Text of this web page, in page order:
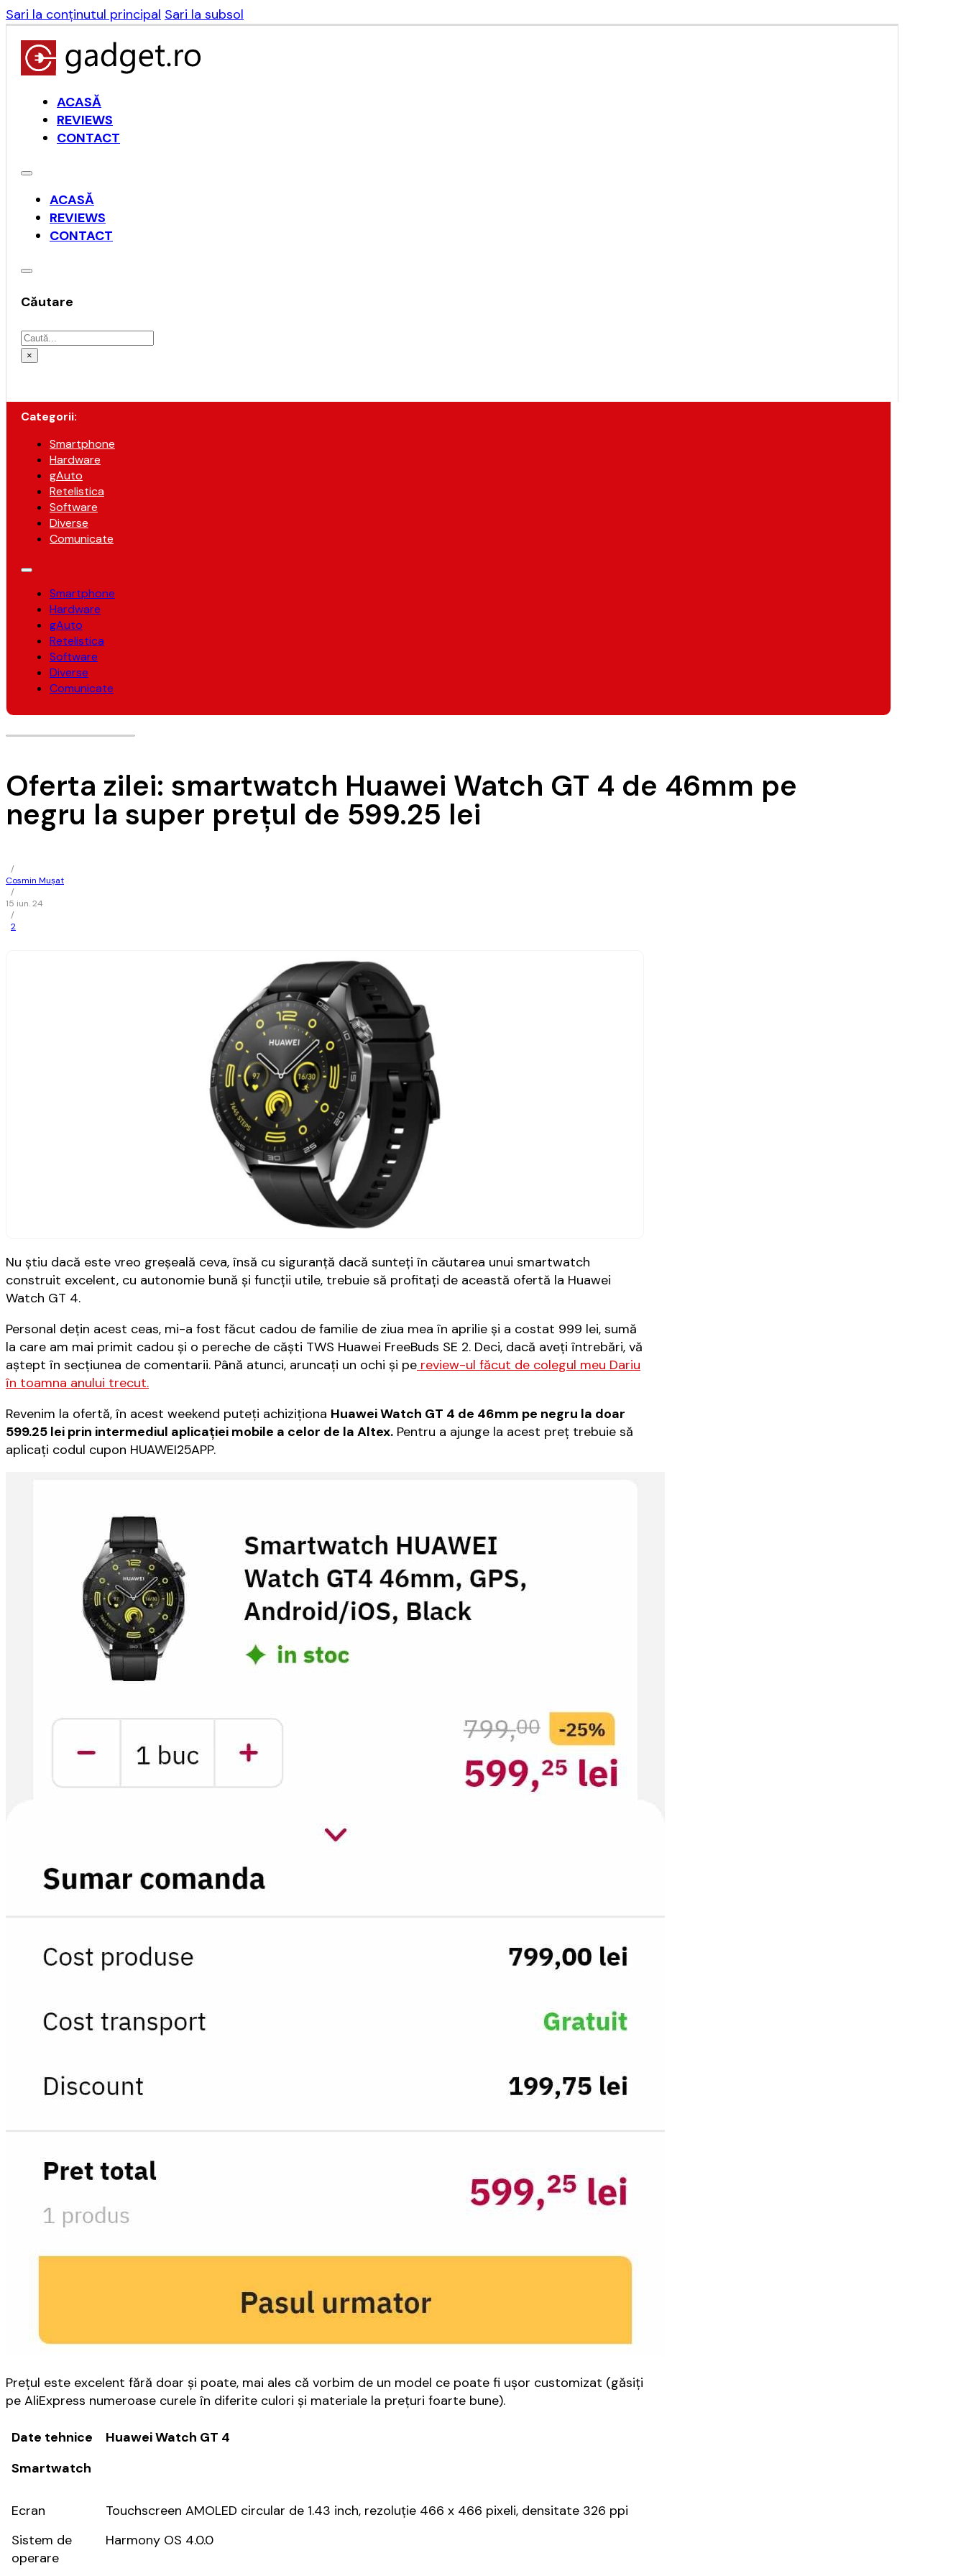
Sari la conținutul principal Sari la subsol
ACASĂ
REVIEWS
CONTACT
ACASĂ
REVIEWS
CONTACT
Căutare
Caută
×
Categorii:
Smartphone
Hardware
gAuto
Retelistica
Software
Diverse
Comunicate
Smartphone
Hardware
gAuto
Retelistica
Software
Diverse
Comunicate
Oferta zilei: smartwatch Huawei Watch GT 4 de 46mm pe
negru la super preţul de 599.25 lei
/
Cosmin Mușat
/
15 iun. 24
/
2
Nu ştiu dacă este vreo greşeală ceva, însă cu siguranţă dacă sunteţi în căutarea unui smartwatch
construit excelent, cu autonomie bună şi funcţii utile, trebuie să profitaţi de această ofertă la Huawei
Watch GT 4.
Personal deţin acest ceas, mi-a fost făcut cadou de familie de ziua mea în aprilie şi a costat 999 lei, sumă
la care am mai primit cadou şi o pereche de căşti TWS Huawei FreeBuds SE 2. Deci, dacă aveţi întrebări, vă
aştept în secţiunea de comentarii. Până atunci, aruncaţi un ochi şi pe review-ul făcut de colegul meu Dariu
în toamna anului trecut.
Revenim la ofertă, în acest weekend puteţi achiziţiona Huawei Watch GT 4 de 46mm pe negru la doar
599.25 lei prin intermediul aplicaţiei mobile a celor de la Altex. Pentru a ajunge la acest preţ trebuie să
aplicaţi codul cupon HUAWEI25APP.
Preţul este excelent fără doar şi poate, mai ales că vorbim de un model ce poate fi uşor customizat (găsiţi
pe AliExpress numeroase curele în diferite culori şi materiale la preţuri foarte bune).
Date tehnice
Smartwatch
Huawei Watch GT 4
Ecran
Touchscreen AMOLED circular de 1.43 inch, rezoluție 466 x 466 pixeli, densitate 326 ppi
Sistem de
operare
Harmony OS 4.0.0